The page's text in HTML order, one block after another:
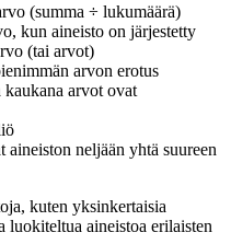
(summa ÷ lukumäärä)
kun aineisto on järjestetty
(tai arvot)
arvon erotus
arvot ovat
neljään yhtä suureen
kuten yksinkertaisia
aineistoa erilaisten